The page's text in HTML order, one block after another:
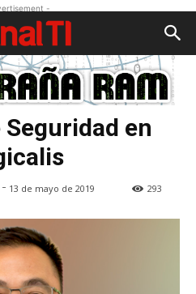
-
en
- 13 de mayo de 2019 293